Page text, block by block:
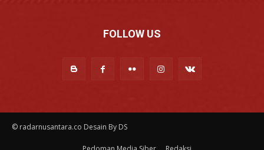
FOLLOW US
© radarnusantara.co Desain By DS